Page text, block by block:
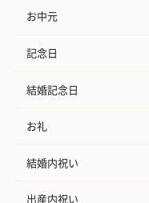
お中元
記念日
結婚記念日
お礼
結婚内祝い
出産内祝い